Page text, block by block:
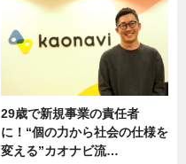
29歳で新規事業の責任者
に！“個の力から社会の仕様を
変える”カオナビ流…